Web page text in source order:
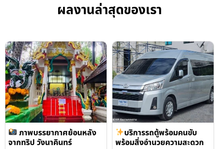
ผลงานล่าสุดของเรา
ภาพบรรยากาศย้อนหลัง
จากทริป วังนาคินทร์
บริการรถตู้พร้อมคนขับ
พร้อมสิ่งอำนวยความสะดวก